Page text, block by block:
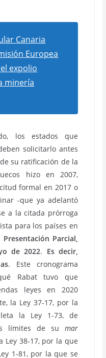
Canaria
Europea
expolio
minería
los estados que
solicitarlo antes
su ratificación de la
hizo en 2007,
formal en 2017 o
-que ya adelantó
a la citada prórroga
para los países en
Parcial,
de 2022. Es decir,
. Este cronograma
Rabat tuvo que
leyes en 2020
la Ley 37-17, por la
la Ley 1-73, de
límites de su mar
Ley 38-17, por la que
1-81, por la que se